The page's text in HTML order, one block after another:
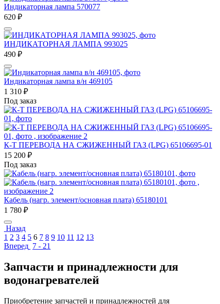
Индикаторная лампа 570077
620 ₽
ИНДИКАТОРНАЯ ЛАМПА 993025
490 ₽
Индикаторная лампа в/н 469105
1 310 ₽
Под заказ
К-Т ПЕРЕВОДА НА СЖИЖЕННЫЙ ГАЗ (LPG) 65106695-01
15 200 ₽
Под заказ
Кабель (нагр. элемент/основная плата) 65180101
1 780 ₽
Назад
1 2 3 4 5 6 7 8 9 10 11 12 13
Вперед 7 - 21
Запчасти и принадлежности для
водонагревателей
Приобретение запчастей и принадлежностей для